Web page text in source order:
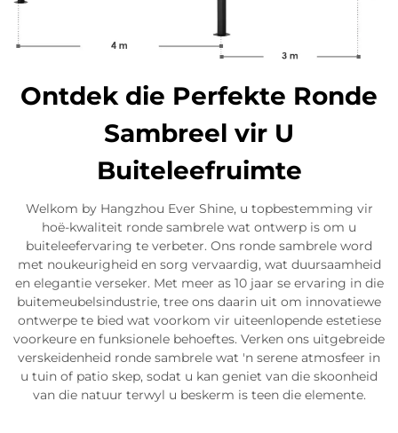
Ontdek die Perfekte Ronde
Sambreel vir U
Buiteleefruimte
Welkom by Hangzhou Ever Shine, u topbestemming vir
hoë-kwaliteit ronde sambrele wat ontwerp is om u
buiteleefervaring te verbeter. Ons ronde sambrele word
met noukeurigheid en sorg vervaardig, wat duursaamheid
en elegantie verseker. Met meer as 10 jaar se ervaring in die
buitemeubelsindustrie, tree ons daarin uit om innovatiewe
ontwerpe te bied wat voorkom vir uiteenlopende estetiese
voorkeure en funksionele behoeftes. Verken ons uitgebreide
verskeidenheid ronde sambrele wat 'n serene atmosfeer in
u tuin of patio skep, sodat u kan geniet van die skoonheid
van die natuur terwyl u beskerm is teen die elemente.